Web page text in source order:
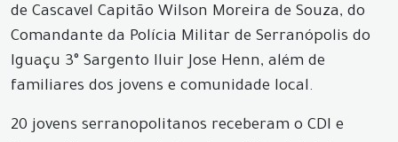
de Cascavel Capitão Wilson Moreira de Souza, do
Comandante da Polícia Militar de Serranópolis do
Iguaçu 3° Sargento Iluir Jose Henn, além de
familiares dos jovens e comunidade local.
20 jovens serranopolitanos receberam o CDI e